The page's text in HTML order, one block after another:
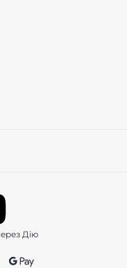
Дію